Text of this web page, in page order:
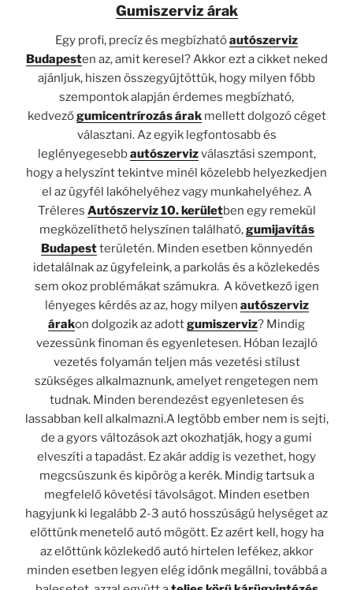
Gumiszerviz árak
Egy profi, precíz és megbízhatóautószerviz
Budapesten az, amit keresel? Akkor ezt a cikket neked
ajánljuk, hiszen összegyűjtöttük, hogy milyen főbb
szempontok alapján érdemes megbízható,
kedvezőgumicentrírozás árakmellett dolgozó céget
választani. Az egyik legfontosabb és
leglényegesebbautószervizválasztási szempont,
hogy a helyszínt tekintve minél közelebb helyezkedjen
el az ügyfél lakóhelyéhez vagy munkahelyéhez. A
Tréleres Autószerviz 10. kerületben egy remekül
megközelíthető helyszínen található,gumijavítás
Budapestterületén. Minden esetben könnyedén
idetalálnak az ügyfeleink, a parkolás és a közlekedés
sem okoz problémákat számukra. A következő igen
lényeges kérdés az az, hogy milyen autószerviz
árakon dolgozik az adottgumiszerviz? Mindig
vezessünk finoman és egyenletesen. Hóban lezajló
vezetés folyamán teljen más vezetési stílust
szükséges alkalmaznunk, amelyet rengetegen nem
tudnak. Minden berendezést egyenletesen és
lassabban kell alkalmazni.A legtöbb ember nem is sejti,
de a gyors változások azt okozhatják, hogy a gumi
elveszíti a tapadást. Ez akár addig is vezethet, hogy
megcsúszunk és kipörög a kerék. Mindig tartsuk a
megfelelő követési távolságot. Minden esetben
hagyjunk ki legalább 2-3 autó hosszúságú helységet az
előttünk menetelő autó mögött. Ez azért kell, hogy ha
az előttünk közlekedő autó hirtelen lefékez, akkor
minden esetben legyen elég időnk megállni, továbbá a